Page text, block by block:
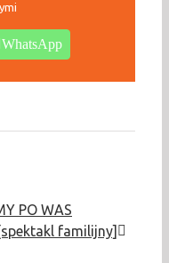
WhatsApp
PO WAS
familijny]